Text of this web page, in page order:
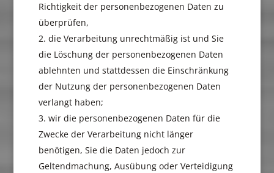
Richtigkeit der personenbezogenen Daten zu
überprüfen,
die Verarbeitung unrechtmäßig ist und Sie
die Löschung der personenbezogenen Daten
ablehnten und stattdessen die Einschränkung
der Nutzung der personenbezogenen Daten
verlangt haben;
wir die personenbezogenen Daten für die
Zwecke der Verarbeitung nicht länger
benötigen, Sie die Daten jedoch zur
Geltendmachung, Ausübung oder Verteidigung